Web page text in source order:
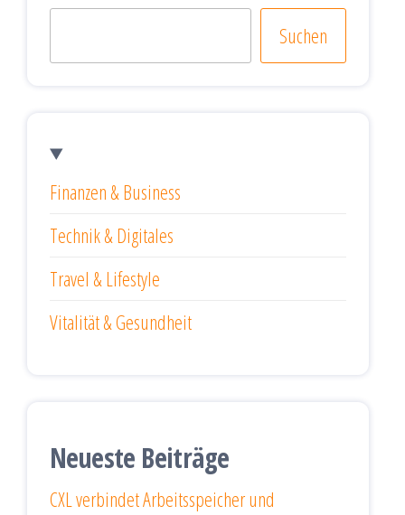
Suchen
Finanzen & Business
Technik & Digitales
Travel & Lifestyle
Vitalität & Gesundheit
Neueste Beiträge
CXL verbindet Arbeitsspeicher und